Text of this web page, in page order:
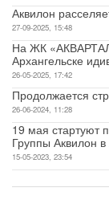
Аквилон
27-09-2025, 15:48
На ЖК
Архангельске
26-05-2025, 17:42
Продолжается
26-06-2024, 11:28
19 мая стартуют
Группы Аквилон в
15-05-2023, 23:54